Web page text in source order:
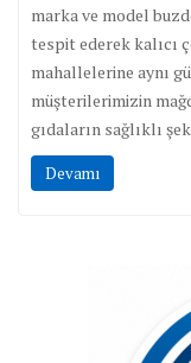
marka ve model
tespit ederek kalıcı
mahallelerine aynı
müşterilerimizin
gıdaların sağlıklı
Devamı